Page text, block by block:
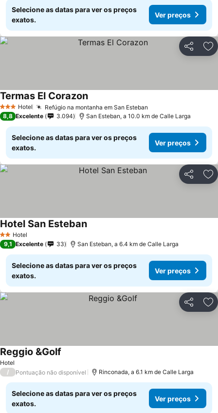
Selecione as datas para ver os preços
exatos.
Ver preços
Partilhar
3 EstrelasHotel Refúgio na montanha em San Esteban
Termas El Corazon
8,8 Excelente 3.094 San Esteban, a 10.0 km de Calle Larga
Selecione as datas para ver os preços
exatos.
Ver preços
Partilhar
2 Estrelas
Hotel
Hotel San Esteban
9,1 Excelente 33 San Esteban, a 6.4 km de Calle Larga
Selecione as datas para ver os preços
exatos.
Ver preços
Partilhar
Hotel
Reggio &Golf
/ Pontuação não disponível Rinconada, a 6.1 km de Calle Larga
Selecione as datas para ver os preços
exatos.
Ver preços